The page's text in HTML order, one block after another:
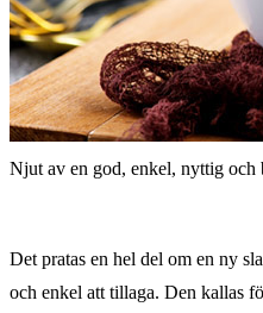
Njut av en god, enkel, nyttig
Det pratas en hel del om en ny
och enkel att tillaga. Den kallas